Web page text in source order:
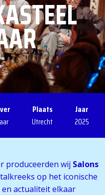
Plaats
Utrecht
Jaar
2025
produceerden wij Salons
op het iconische
actualiteit elkaar